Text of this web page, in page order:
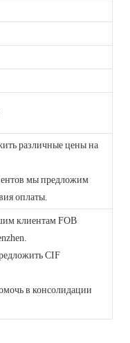
различные цены на
мы предложим
оплаты.
клиентам FOB
CIF
в консолидации